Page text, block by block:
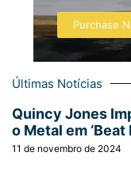
Purchase
Últimas Notícias
Quincy Jones
o Metal em ‘Beat
11 de novembro de 2024